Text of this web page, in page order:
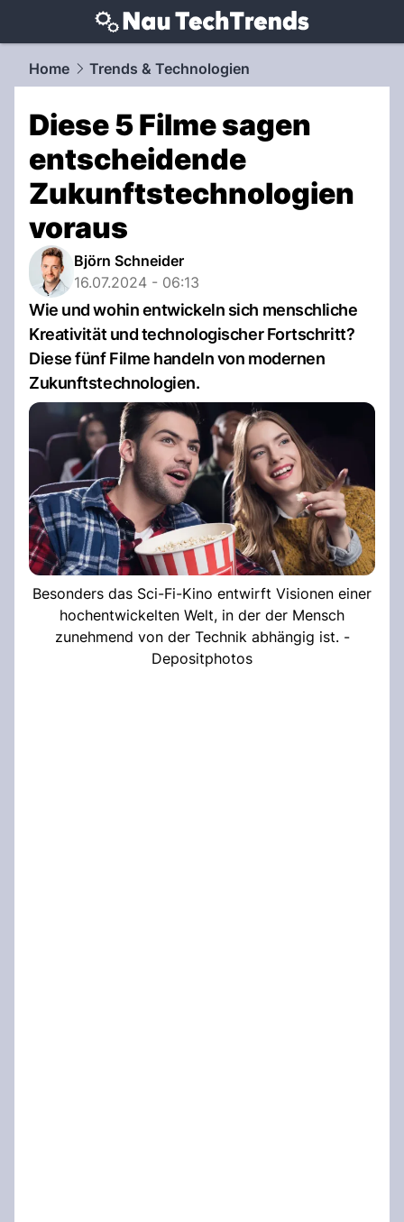
techtrends.NAU.ch
Home Trends & Technologien
Diese 5 Filme sagen
entscheidende
Zukunftstechnologien
voraus
Björn Schneider
16.07.2024 - 06:13
Wie und wohin entwickeln sich menschliche
Kreativität und technologischer Fortschritt?
Diese fünf Filme handeln von modernen
Zukunftstechnologien.
Besonders das Sci-Fi-Kino entwirft Visionen einer
hochentwickelten Welt, in der der Mensch
zunehmend von der Technik abhängig ist. -
Depositphotos